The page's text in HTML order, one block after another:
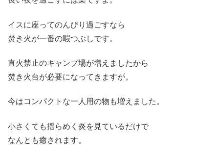
イスに座ってのんびり過ごすなら
焚き火が一番の暇つぶしです。
直火禁止のキャンプ場が増えましたから
焚き火台が必要になってきますが。
今はコンパクトな一人用の物も増えました。
小さくても揺らめく炎を見ているだけで
なんとも癒されます。